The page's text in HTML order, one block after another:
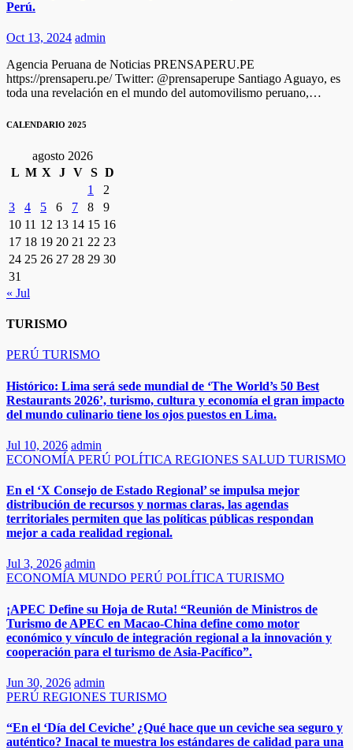
Perú.
Oct 13, 2024 admin
Agencia Peruana de Noticias PRENSAPERU.PE
https://prensaperu.pe/ Twitter: @prensaperupe Santiago Aguayo, es
toda una revelación en el mundo del automovilismo peruano,…
CALENDARIO 2025
agosto 2026
L M X J V S D
1
2
3
4 5 6 7 8
9
10 11 12 13 14 15 16
17 18 19 20 21 22 23
24 25 26 27 28 29 30
31
« Jul
TURISMO
PERÚ TURISMO
Histórico: Lima será sede mundial de ‘The World’s 50 Best
Restaurants 2026’, turismo, cultura y economía el gran impacto
del mundo culinario tiene los ojos puestos en Lima.
Jul 10, 2026 admin
ECONOMÍA PERÚ POLÍTICA REGIONES SALUD TURISMO
En el ‘X Consejo de Estado Regional’ se impulsa mejor
distribución de recursos y normas claras, las agendas
territoriales permiten que las políticas públicas respondan
mejor a cada realidad regional.
Jul 3, 2026 admin
ECONOMÍA MUNDO PERÚ POLÍTICA TURISMO
¡APEC Define su Hoja de Ruta! “Reunión de Ministros de
Turismo de APEC en Macao-China define como motor
económico y vínculo de integración regional a la innovación y
cooperación para el turismo de Asia‑Pacífico”.
Jun 30, 2026 admin
PERÚ REGIONES TURISMO
“En el ‘Día del Ceviche’ ¿Qué hace que un ceviche sea seguro y
auténtico? Inacal te muestra los estándares de calidad para una